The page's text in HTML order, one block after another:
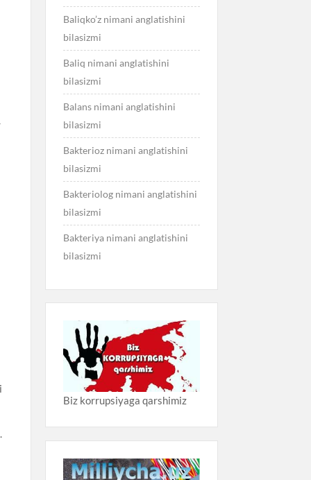
Baliqko’z nimani anglatishini
bilasizmi
Baliq nimani anglatishini
bilasizmi
Balans nimani anglatishini
bilasizmi
Bakterioz nimani anglatishini
bilasizmi
Bakteriolog nimani anglatishini
bilasizmi
Bakteriya nimani anglatishini
bilasizmi
Biz korrupsiyaga qarshimiz